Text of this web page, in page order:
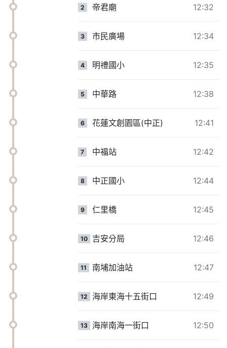
2 帝君廟 12:32
3 市民廣場 12:34
4 明禮國小 12:35
5 中華路 12:38
6 花蓮文創園區(中正) 12:41
7 中福站 12:42
8 中正國小 12:44
9 仁里橋 12:45
10 吉安分局 12:46
11 南埔加油站 12:47
12 海岸東海十五街口 12:49
13 海岸南海一街口 12:50